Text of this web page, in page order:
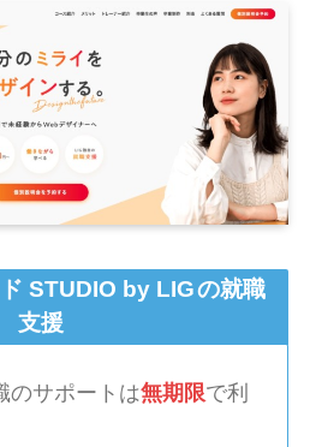
STUDIO by LIGの就職
支援
のサポートは無期限で利